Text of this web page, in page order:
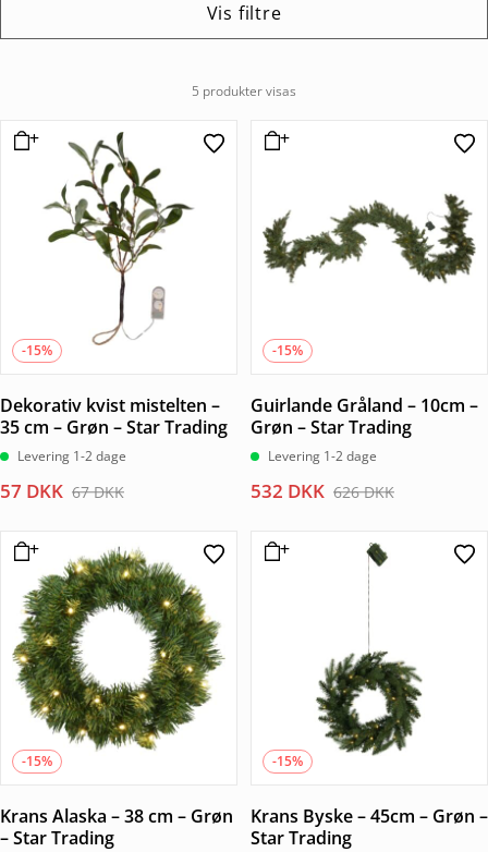
Vis filtre
5 produkter visas
-15%
Dekorativ kvist mistelten –
35 cm – Grøn – Star Trading
Levering 1-2 dage
67DKK
Den
pris
var:
67 DKK.
57 DKK
Den
pris
er:
57 DKK.
-15%
Guirlande Gråland – 10cm –
Grøn – Star Trading
Levering 1-2 dage
626DKK
Den
pris
var:
532 DKK
Den
pris
er:
-15%
Krans Alaska – 38 cm – Grøn
– Star Trading
-15%
Krans Byske – 45cm – Grøn –
Star Trading